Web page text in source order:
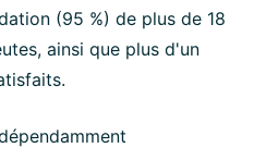
(95 %) de plus de 18
ainsi que plus d'un